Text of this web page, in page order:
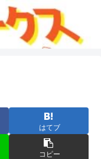
はてブ
コピー